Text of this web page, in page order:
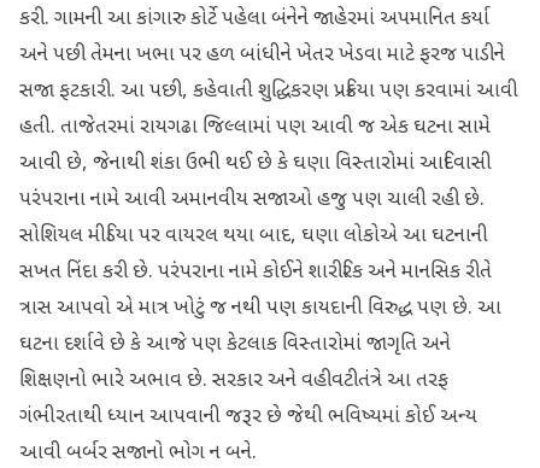
કરી. ગામની આ કાંગારુ કોર્ટે પહેલા બંનેને જાહેરમાં અપમાનિત કર્યા
અને પછી તેમના ખભા પર હળ બાંધીને ખેતર ખેડવા માટે ફરજ પાડીને
સજા ફટકારી. આ પછી, કહેવાતી શુદ્ધિકરણ પ્રક્રિયા પણ કરવામાં આવી
હતી. તાજેતરમાં રાયગઢા જિલ્લામાં પણ આવી જ એક ઘટના સામે
આવી છે, જેનાથી શંકા ઉભી થઈ છે કે ઘણા વિસ્તારોમાં આદિવાસી
પરંપરાના નામે આવી અમાનવીય સજાઓ હજુ પણ ચાલી રહી છે.
સોશિયલ મીડિયા પર વાયરલ થયા બાદ, ઘણા લોકોએ આ ઘટનાની
સખત નિંદા કરી છે. પરંપરાના નામે કોઈને શારીરિક અને માનસિક રીતે
ત્રાસ આપવો એ માત્ર ખોટું જ નથી પણ કાયદાની વિરુદ્ધ પણ છે. આ
ઘટના દર્શાવે છે કે આજે પણ કેટલાક વિસ્તારોમાં જાગૃતિ અને
શિક્ષણનો ભારે અભાવ છે. સરકાર અને વહીવટીતંત્રે આ તરફ
ગંભીરતાથી ધ્યાન આપવાની જરૂર છે જેથી ભવિષ્યમાં કોઈ અન્ય
આવી બર્બર સજાનો ભોગ ન બને.